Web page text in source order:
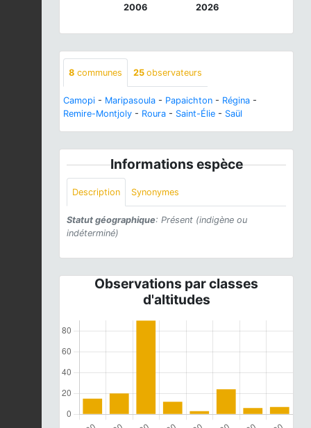
2006 2026
8 communes 25 observateurs
Camopi - Maripasoula - Papaichton - Régina -
Remire-Montjoly - Roura - Saint-Élie - Saül
Informations espèce
Description Synonymes
Statut géographique: Présent (indigène ou
indéterminé)
Observations par classes
d'altitudes